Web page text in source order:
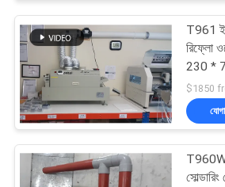
সম্পর্কে
কারখানা
ভ্রমণ
মান
নিয়ন্ত্রণ
শ্রীমতি উত্পাদন
T961
রিফ্লো
230 *
পুহুই টি
$1850
T960W